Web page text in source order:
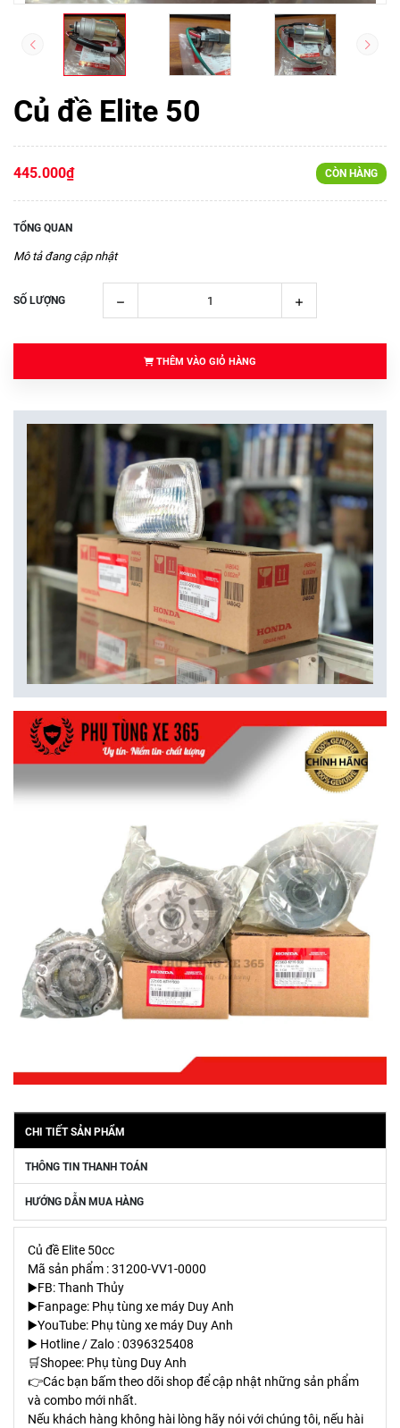
Củ đề Elite 50
445.000₫ CÒN HÀNG
TỔNG QUAN
Mô tả đang cập nhật
SỐ LƯỢNG
THÊM VÀO GIỎ HÀNG
CHI TIẾT SẢN PHẨM
THÔNG TIN THANH TOÁN
HƯỚNG DẪN MUA HÀNG
Củ đề Elite 50cc
Mã sản phẩm : 31200-VV1-0000
▶️FB: Thanh Thủy
▶️Fanpage: Phụ tùng xe máy Duy Anh
▶️YouTube: Phụ tùng xe máy Duy Anh
▶️ Hotline / Zalo : 0396325408
🛒Shopee: Phụ tùng Duy Anh
👉Các bạn bấm theo dõi shop để cập nhật những sản phẩm
và combo mới nhất.
Nếu khách hàng không hài lòng hãy nói với chúng tôi, nếu hài